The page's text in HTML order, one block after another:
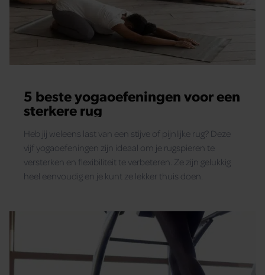
5 beste yogaoefeningen voor een
sterkere rug
Heb jij weleens last van een stijve of pijnlijke rug? Deze
vijf yogaoefeningen zijn ideaal om je rugspieren te
versterken en flexibiliteit te verbeteren. Ze zijn gelukkig
heel eenvoudig en je kunt ze lekker thuis doen.